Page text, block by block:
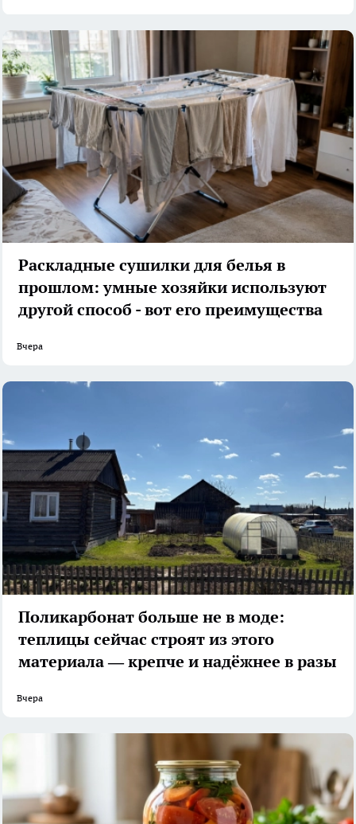
Раскладные сушилки для белья в
прошлом: умные хозяйки используют
другой способ - вот его преимущества
Вчера
Поликарбонат больше не в моде:
теплицы сейчас строят из этого
материала — крепче и надёжнее в разы
Вчера